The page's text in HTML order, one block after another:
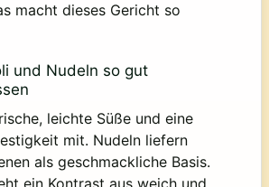
macht dieses Gericht so
und Nudeln so gut
leichte Süße und eine
mit. Nudeln liefern
als geschmackliche Basis.